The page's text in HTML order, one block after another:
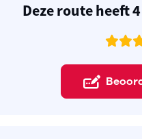
Deze route heeft